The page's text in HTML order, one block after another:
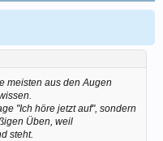
meisten aus den Augen
"Ich höre jetzt auf", sondern
Üben, weil
steht.